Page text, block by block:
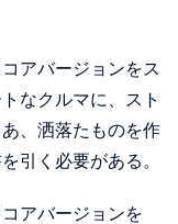
アバージョンをス
なクルマに、スト
、洒落たものを作
引く必要がある。
アバージョンを